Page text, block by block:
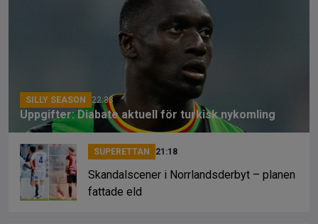
b
o
o
k
a
d
s
n
k
SILLY SEASON 22:33
Uppgifter: Diabate aktuell för turkisk nykomling
SUPERETTAN 21:18
Skandalscener i Norrlandsderbyt – planen
fattade eld